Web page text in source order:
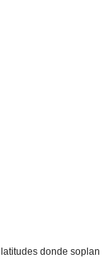
donde soplan